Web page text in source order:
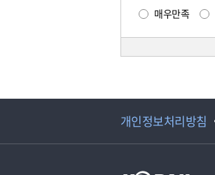
매우만족
개인정보처리방침